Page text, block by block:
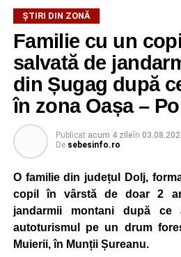
La ediția din acest an au
didactice din întreaga țară.
profesori debutanți, profesori
școlari, directori de școli,
învățători, reprezentând
sistemul de învățământ.
Participare, consens și
Tema ediției din acest an a
importante resurse: experiența
este lipsa ideilor, ci
acestea să poată fi ascultate,
proiecte comune.
ȘTIRI DIN ZONĂ
Familie cu un
salvată de
din Șugag după
în zona Oașa –
Publicat acum 4 zileîn
De sebesinfo.ro
O familie din județul Dolj,
copil în vârstă de doar 2
jandarmii montani după
autoturismul pe un drum
Muierii, în Munții Șureanu.